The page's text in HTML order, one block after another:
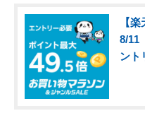
【
8/11
ント